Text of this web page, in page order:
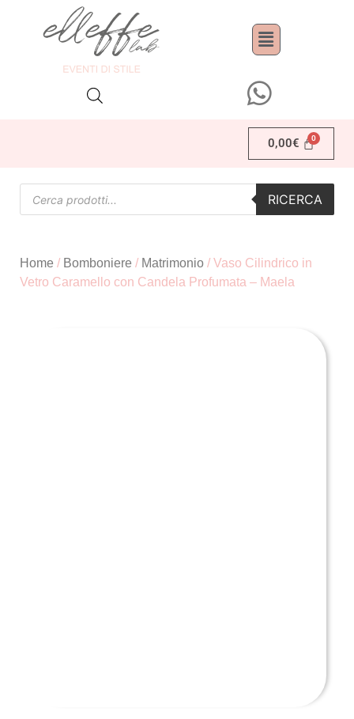
0,00€
RICERCA
Home / Bomboniere / Matrimonio / Vaso Cilindrico in
Vetro Caramello con Candela Profumata – Maela